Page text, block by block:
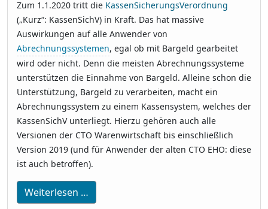
Zum 1.1.2020 tritt die KassenSicherungsVerordnung
(„Kurz“: KassenSichV) in Kraft. Das hat massive
Auswirkungen auf alle Anwender von
Abrechnungssystemen, egal ob mit Bargeld gearbeitet
wird oder nicht. Denn die meisten Abrechnungssysteme
unterstützen die Einnahme von Bargeld. Alleine schon die
Unterstützung, Bargeld zu verarbeiten, macht ein
Abrechnungssystem zu einem Kassensystem, welches der
KassenSichV unterliegt. Hierzu gehören auch alle
Versionen der CTO Warenwirtschaft bis einschließlich
Version 2019 (und für Anwender der alten CTO EHO: diese
ist auch betroffen).
Weiterlesen …